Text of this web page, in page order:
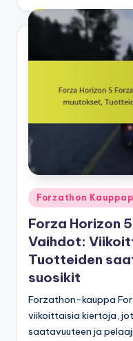
Posted
in
Forzathon
Forza Horizon
Vaihdot:
Tuotteiden
suosikit
Forzathon-kauppa
viikoittaisia kiertoja,
saatavuuteen ja